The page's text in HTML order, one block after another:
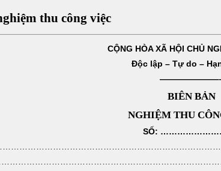
thu công việc
CỘNG HÒA XÃ HỘI CHỦ
Độc lập – Tự do –
BIÊN BẢN
NGHIỆM THU
SỐ: